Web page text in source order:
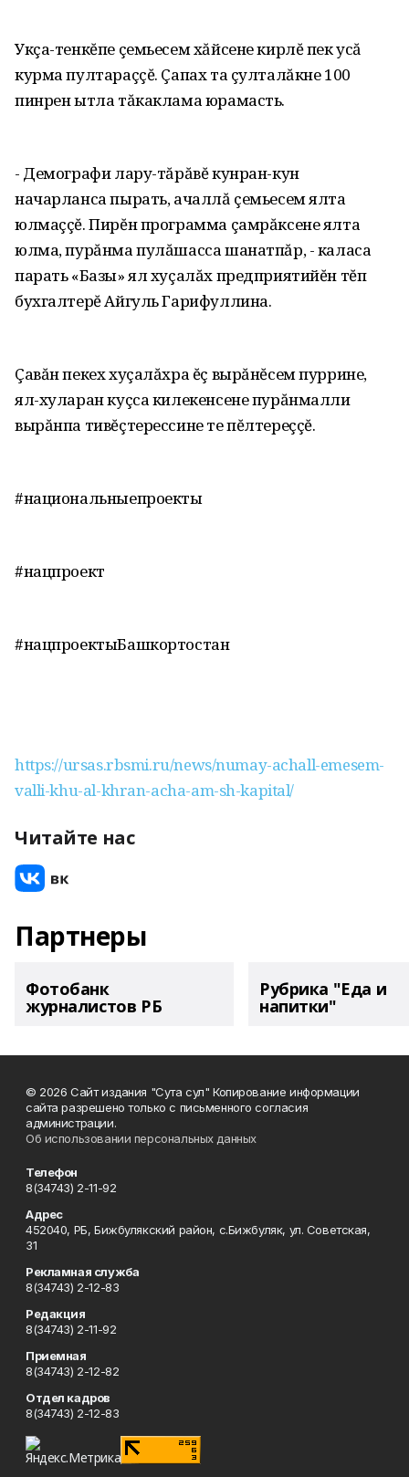
Укçа-тенкĕпе çемьесем хăйсене кирлĕ пек усă
курма пултараççĕ. Çапах та çулталăкне 100
пинрен ытла тăкаклама юрамасть.
- Демографи лару-тăрăвĕ кунран-кун
начарланса пырать, ачаллă çемьесем ялта
юлмаççĕ. Пирĕн программа çамрăксене ялта
юлма, пурăнма пулăшасса шанатпăр, - каласа
парать «Базы» ял хуçалăх предприятийĕн тĕп
бухгалтерĕ Айгуль Гарифуллина.
Çавăн пекех хуçалăхра ĕç вырăнĕсем пуррине,
ял-хуларан куçса килекенсене пурăнмалли
вырăнпа тивĕçтерессине те пĕлтереççĕ.
#национальныепроекты
#нацпроект
#нацпроектыБашкортостан
https://ursas.rbsmi.ru/news/numay-achall-emesem-
valli-khu-al-khran-acha-am-sh-kapital/
Читайте нас
Партнеры
Фотобанк
журналистов РБ
Рубрика "Еда и
напитки"
© 2026 Сайт издания "Сута сул" Копирование информации
сайта разрешено только с письменного согласия
администрации.
Об использовании персональных данных
Телефон
8(34743) 2-11-92
Адрес
452040, РБ, Бижбулякский район, с.Бижбуляк, ул. Советская,
31
Рекламная служба
8(34743) 2-12-83
Редакция
8(34743) 2-11-92
Приемная
8(34743) 2-12-82
Отдел кадров
8(34743) 2-12-83